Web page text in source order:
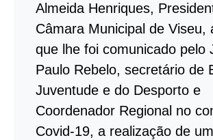
Almeida Henriques,
Câmara Municipal de Viseu,
que lhe foi comunicado pelo
Paulo Rebelo, secretário de
Juventude e do Desporto e
Coordenador Regional no
Covid-19, a realização de